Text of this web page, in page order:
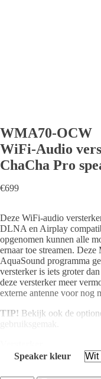
WMA70-OCW
WiFi-Audio
ChaCha Pro
€699
Deze WiFi-audio
DLNA en Airplay
opgenomen kunnen alle
ernaar toe streamen.
AquaSound programma
versterker is iets groter
deze versterker meer
externe antenne voor nog
TIP! Bekijk ook de
gebruiksgemak.
DLNA / Airplay
2x 70 Watt MAX
Speaker kleur